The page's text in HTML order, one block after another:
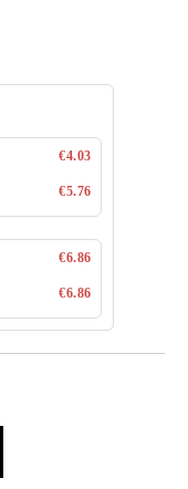
€4.03
€5.76
€6.86
€6.86